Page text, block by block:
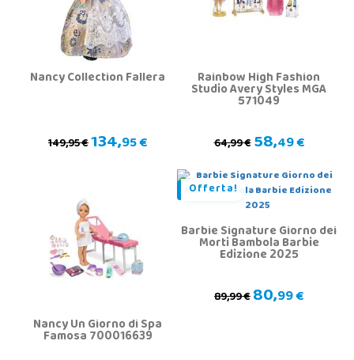
Nancy Collection Fallera
149,95 €134,95 €
Rainbow High Fashion
Studio Avery Styles MGA
571049
64,99 €58,49 €
Nancy Un Giorno di Spa
Famosa 700016639
Offerta!
Barbie Signature Giorno dei
Morti Bambola Barbie
Edizione 2025
89,99 €80,99 €